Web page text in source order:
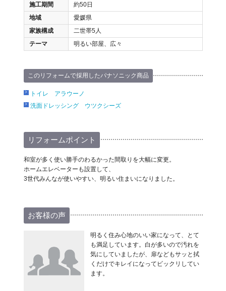
施工期間
約50日
地域
愛媛県
家族構成
二世帯5人
テーマ
明るい部屋、広々
このリフォームで採用したパナソニック商品
トイレ アラウーノ
洗面ドレッシング ウツクシーズ
リフォームポイント
和室が多く使い勝手のわるかった間取りを大幅に変更。
ホームエレベーターも設置して、
3世代みんなが使いやすい、明るい住まいになりました。
お客様の声
明るく住み心地のいい家になって、とて
も満足しています。白が多いので汚れを
気にしていましたが、扉などもサッと拭
くだけでキレイになってビックリしてい
ます。